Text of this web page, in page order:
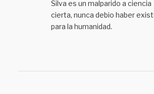
Silva es un malparido a ciencia
cierta, nunca debio haber
para la humanidad.